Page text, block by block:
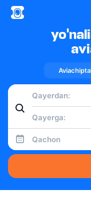
Qachon